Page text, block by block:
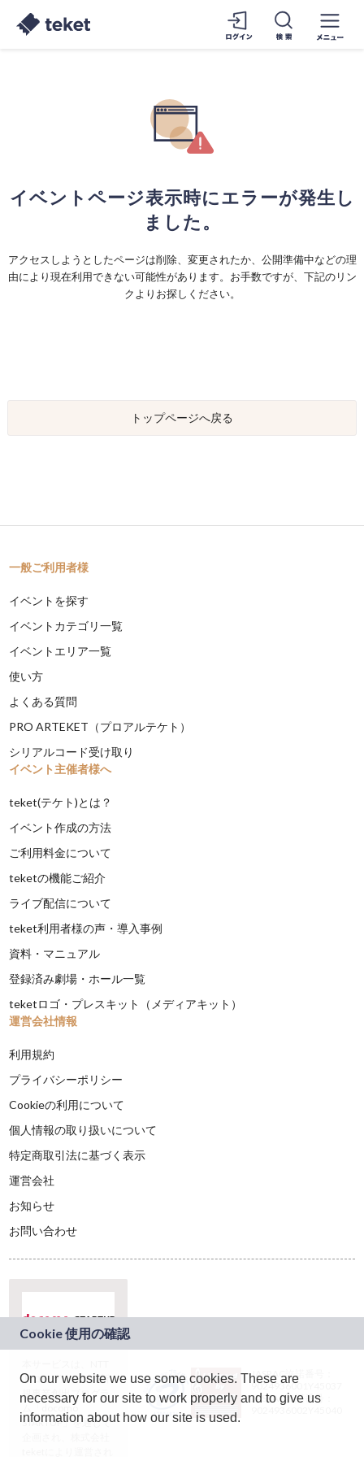
イベントページ表示時にエラーが発生し
ました。
アクセスしようとしたページは削除、変更されたか、公開準備中などの理
由により現在利用できない可能性があります。お手数ですが、下記のリン
クよりお探しください。
トップページへ戻る
一般ご利用者様
イベントを探す
イベントカテゴリ一覧
イベントエリア一覧
使い方
よくある質問
PRO ARTEKET（プロアルテケト）
シリアルコード受け取り
イベント主催者様へ
teket(テケト)とは？
イベント作成の方法
ご利用料金について
teketの機能ご紹介
ライブ配信について
teket利用者様の声・導入事例
資料・マニュアル
登録済み劇場・ホール一覧
teketロゴ・プレスキット（メディアキット）
運営会社情報
利用規約
プライバシーポリシー
Cookieの利用について
個人情報の取り扱いについて
特定商取引法に基づく表示
運営会社
お知らせ
お問い合わせ
ドコモグループの新
規事業創出プログラ
ム「docomo
STARTUP」を通じて
JASRAC許諾番号：
9024936001Y45037
JASRAC許諾番号：
On our website we use some cookies. These are
necessary for our site to work properly and to give us
information about how our site is used.